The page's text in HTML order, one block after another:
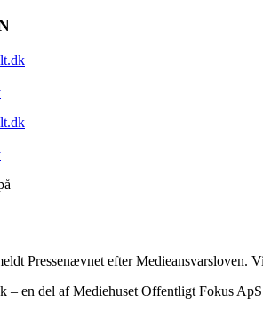
Pressenævnet efter Medieansvarsloven.
– en del af Mediehuset Offentligt Fokus ApS